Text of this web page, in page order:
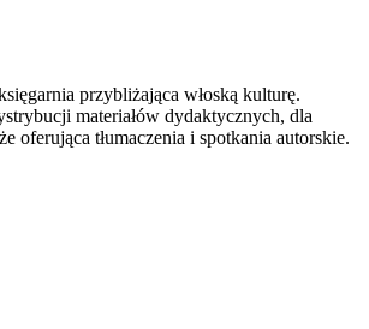
przybliżająca włoską kulturę.
materiałów dydaktycznych, dla
oferująca tłumaczenia i spotkania autorskie.